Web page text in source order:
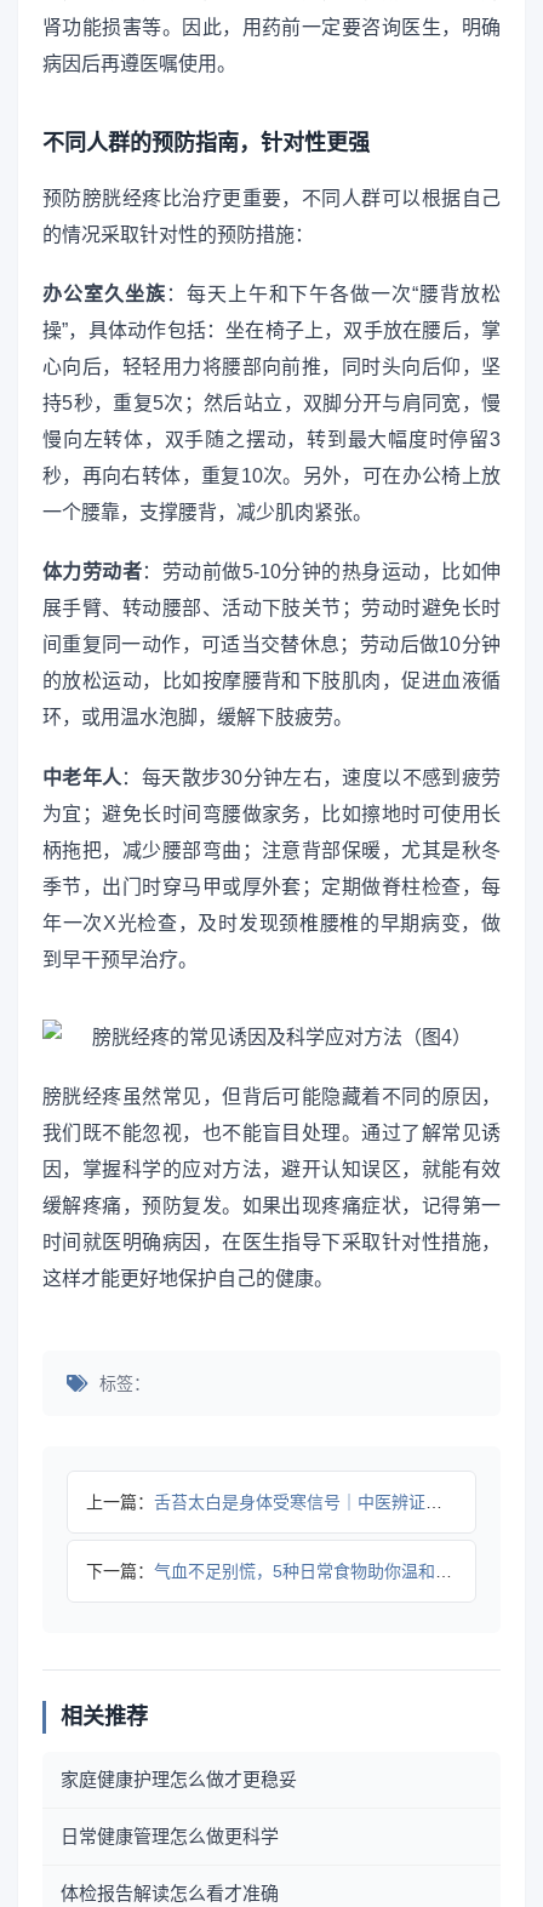
肾功能损害等。因此，用药前一定要咨询医生，明确
病因后再遵医嘱使用。
不同人群的预防指南，针对性更强
预防膀胱经疼比治疗更重要，不同人群可以根据自己
的情况采取针对性的预防措施：
办公室久坐族 ：每天上午和下午各做一次“腰背放松
操”，具体动作包括：坐在椅子上，双手放在腰后，掌
心向后，轻轻用力将腰部向前推，同时头向后仰，坚
持5秒，重复5次；然后站立，双脚分开与肩同宽，慢
慢向左转体，双手随之摆动，转到最大幅度时停留3
秒，再向右转体，重复10次。另外，可在办公椅上放
一个腰靠，支撑腰背，减少肌肉紧张。
体力劳动者：劳动前做5-10分钟的热身运动，比如伸
展手臂、转动腰部、活动下肢关节；劳动时避免长时
间重复同一动作，可适当交替休息；劳动后做10分钟
的放松运动，比如按摩腰背和下肢肌肉，促进血液循
环，或用温水泡脚，缓解下肢疲劳。
中老年人 ：每天散步30分钟左右，速度以不感到疲劳
为宜；避免长时间弯腰做家务，比如擦地时可使用长
柄拖把，减少腰部弯曲；注意背部保暖，尤其是秋冬
季节，出门时穿马甲或厚外套；定期做脊柱检查，每
年一次X光检查，及时发现颈椎腰椎的早期病变，做
到早干预早治疗。
膀胱经疼虽然常见，但背后可能隐藏着不同的原因，
我们既不能忽视，也不能盲目处理。通过了解常见诱
因，掌握科学的应对方法，避开认知误区，就能有效
缓解疼痛，预防复发。如果出现疼痛症状，记得第一
时间就医明确病因，在医生指导下采取针对性措施，
这样才能更好地保护自己的健康。
标签：
上一篇： 舌苔太白是身体受寒信号｜中医辨证全攻略
下一篇： 气血不足别慌，5种日常食物助你温和调理全攻略
相关推荐
家庭健康护理怎么做才更稳妥
日常健康管理怎么做更科学
体检报告解读怎么看才准确